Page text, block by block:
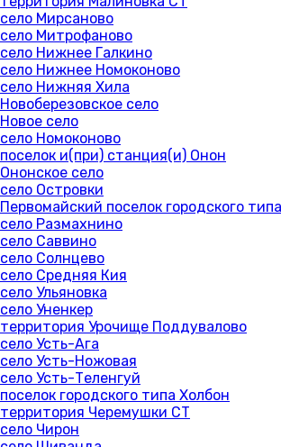
село Мирсаново
село Митрофаново
село Нижнее Галкино
село Нижнее Номоконово
село Нижняя Хила
Новоберезовское село
Новое село
село Номоконово
поселок и(при) станция(и) Онон
Ононское село
село Островки
Первомайский поселок городского типа
село Размахнино
село Саввино
село Солнцево
село Средняя Кия
село Ульяновка
село Уненкер
территория Урочище Поддувалово
село Усть-Ага
село Усть-Ножовая
село Усть-Теленгуй
поселок городского типа Холбон
территория Черемушки СТ
село Чирон